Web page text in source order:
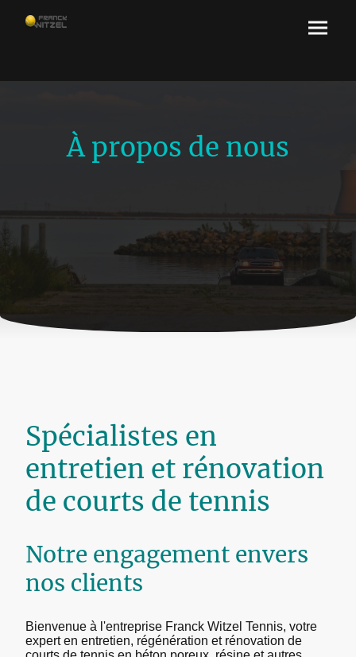
À propos de nous
Spécialistes en
entretien et rénovation
de courts de tennis
Notre engagement envers
nos clients
Bienvenue à l'entreprise Franck Witzel Tennis, votre
expert en entretien, régénération et rénovation de